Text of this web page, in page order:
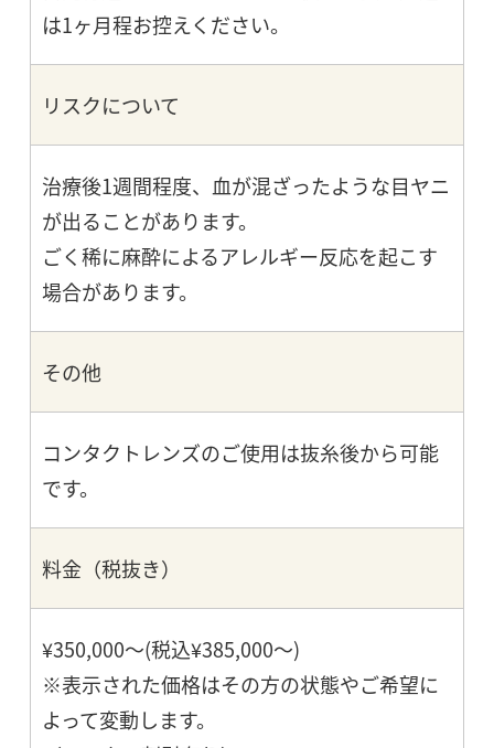
は1ヶ月程お控えください。
リスクについて
治療後1週間程度、血が混ざったような目ヤニ
が出ることがあります。
ごく稀に麻酔によるアレルギー反応を起こす
場合があります。
その他
コンタクトレンズのご使用は抜糸後から可能
です。
料金（税抜き）
¥350,000～(税込¥385,000～)
※表示された価格はその方の状態やご希望に
よって変動します。